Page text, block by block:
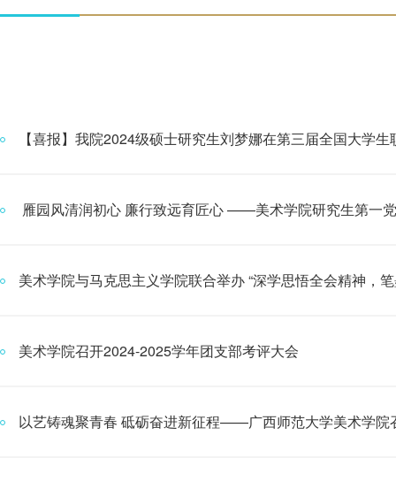
【喜报】我院2024级硕士研究生刘梦娜在第三届全国大学生
雁园风清润初心 廉行致远育匠心 ——美术学院研究生第一
美术学院与马克思主义学院联合举办 “深学思悟全会精神，
美术学院召开2024-2025学年团支部考评大会
以艺铸魂聚青春 砥砺奋进新征程——广西师范大学美术学院